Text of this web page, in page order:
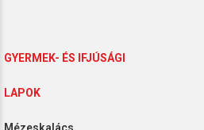
ÉS IFJÚSÁGI
LAPOK